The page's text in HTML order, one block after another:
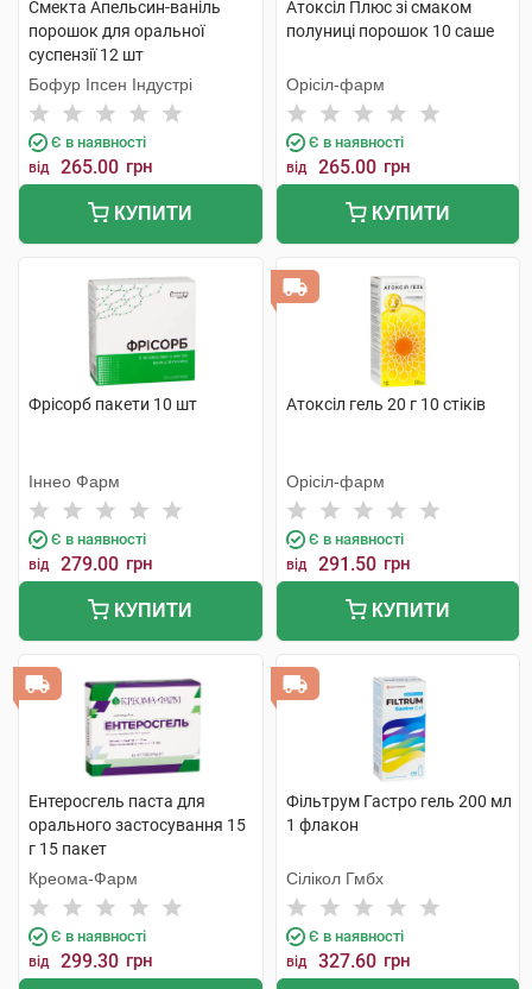
Смекта Апельсин-ваніль
порошок для оральної
суспензії 12 шт
Бофур Іпсен Індустрі
Є в наявності
від 265.00 грн
КУПИТИ
Атоксіл Плюс зі смаком
полуниці порошок 10 саше
Орісіл-фарм
Є в наявності
від 265.00 грн
КУПИТИ
Фрісорб пакети 10 шт
Іннео Фарм
Є в наявності
від 279.00 грн
КУПИТИ
Атоксіл гель 20 г 10 стіків
Орісіл-фарм
Є в наявності
від 291.50 грн
КУПИТИ
Ентеросгель паста для
орального застосування 15
г 15 пакет
Креома-Фарм
Є в наявності
від 299.30 грн
Фільтрум Гастро гель 200 мл
1 флакон
Сілікол Гмбх
Є в наявності
від 327.60 грн